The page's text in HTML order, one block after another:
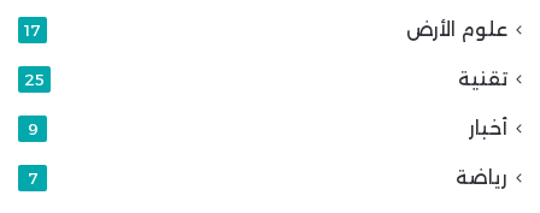
علوم الأرض 17
تقنية 25
أخبار 9
رياضة 7